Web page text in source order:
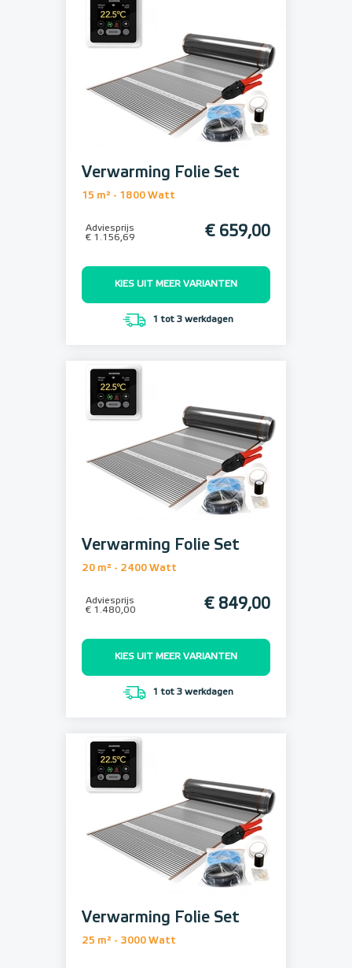
Verwarming Folie Set
15 m² - 1800 Watt
Adviesprijs
€ 1.156,69
€ 659,00
KIES UIT MEER VARIANTEN
1 tot 3 werkdagen
Verwarming Folie Set
20 m² - 2400 Watt
Adviesprijs
€ 1.480,00
€ 849,00
KIES UIT MEER VARIANTEN
1 tot 3 werkdagen
Verwarming Folie Set
25 m² - 3000 Watt